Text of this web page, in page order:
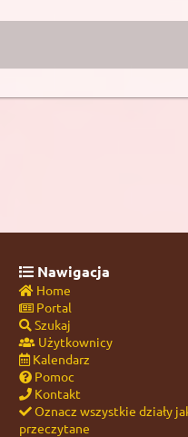
Nawigacja
Home
Portal
Szukaj
Użytkownicy
Kalendarz
Pomoc
Kontakt
Oznacz wszystkie działy
przeczytane